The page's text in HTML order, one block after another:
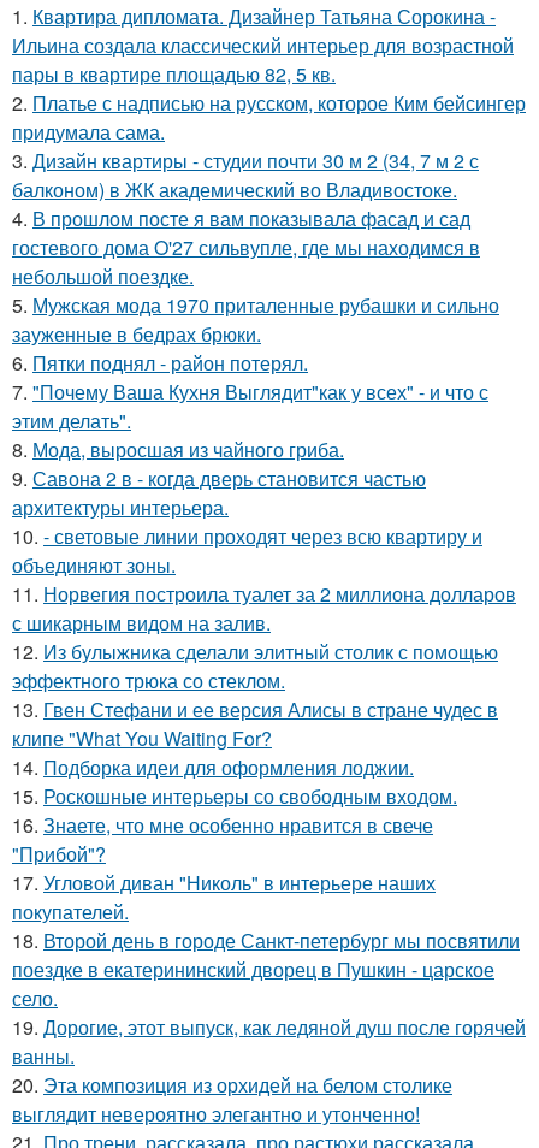
1. Квартира дипломата. Дизайнер Татьяна Сорокина -
Ильина создала классический интерьер для возрастной
пары в квартире площадью 82, 5 кв.
2. Платье с надписью на русском, которое Ким бейсингер
придумала сама.
3. Дизайн квартиры - студии почти 30 м 2 (34, 7 м 2 с
балконом) в ЖК академический во Владивостоке.
4. В прошлом посте я вам показывала фасад и сад
гостевого дома O'27 сильвупле, где мы находимся в
небольшой поездке.
5. Мужская мода 1970 приталенные рубашки и сильно
зауженные в бедрах брюки.
6. Пятки поднял - район потерял.
7. "Почему Ваша Кухня Выглядит"как у всех" - и что с
этим делать".
8. Мода, выросшая из чайного гриба.
9. Савона 2 в - когда дверь становится частью
архитектуры интерьера.
10. - световые линии проходят через всю квартиру и
объединяют зоны.
11. Норвегия построила туалет за 2 миллиона долларов
с шикарным видом на залив.
12. Из булыжника сделали элитный столик с помощью
эффектного трюка со стеклом.
13. Гвен Стефани и ее версия Алисы в стране чудес в
клипе "What You Waiting For?
14. Подборка идеи для оформления лоджии.
15. Роскошные интерьеры со свободным входом.
16. Знаете, что мне особенно нравится в свече
"Прибой"?
17. Угловой диван "Николь" в интерьере наших
покупателей.
18. Второй день в городе Санкт-петербург мы посвятили
поездке в екатерининский дворец в Пушкин - царское
село.
19. Дорогие, этот выпуск, как ледяной душ после горячей
ванны.
20. Эта композиция из орхидей на белом столике
выглядит невероятно элегантно и утонченно!